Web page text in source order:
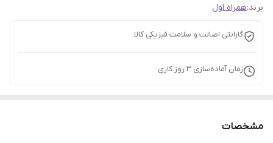
برند:همراه اول
گارانتی اصالت و سلامت فیزیکی کالا
زمان آماده‌سازی 3 روز کاری
مشخصات